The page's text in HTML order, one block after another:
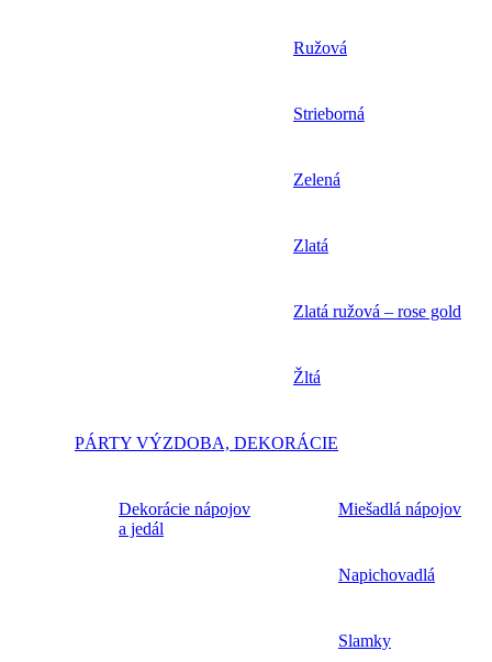
Ružová
Strieborná
Zelená
Zlatá
Zlatá ružová – rose gold
Žltá
PÁRTY VÝZDOBA, DEKORÁCIE
Dekorácie nápojov
a jedál
Miešadlá nápojov
Napichovadlá
Slamky